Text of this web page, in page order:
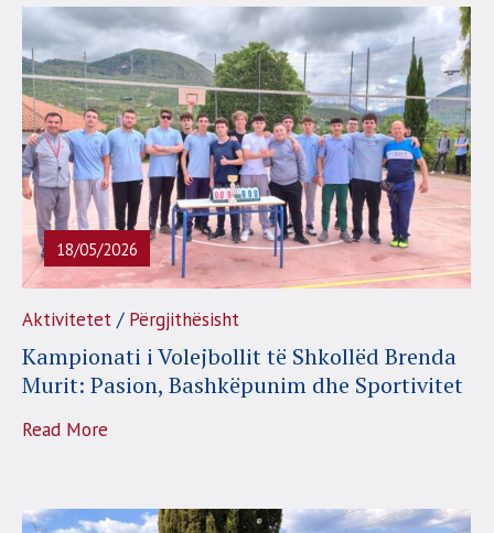
18/05/2026
Aktivitetet/ Përgjithësisht
Kampionati i Volejbollit të Shkollëd Brenda
Murit: Pasion, Bashkëpunim dhe Sportivitet
Read More